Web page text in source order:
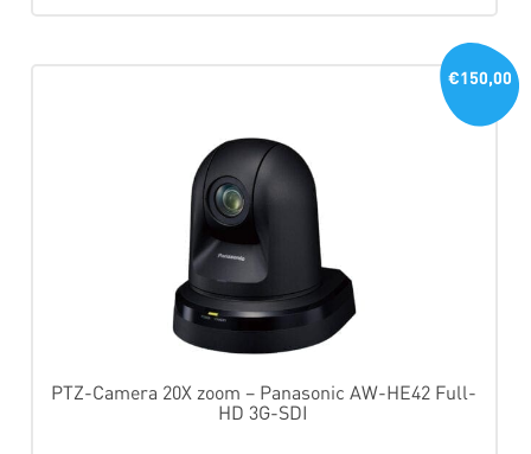
PTZ-Camera 20X zoom – Panasonic AW-HE42 Full-
HD 3G-SDI
€150,00